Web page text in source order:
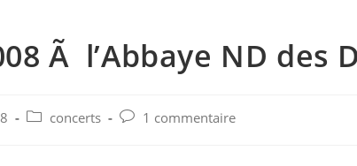
Ã l’Abbaye ND des
Post concerts
Post 1 commentaire